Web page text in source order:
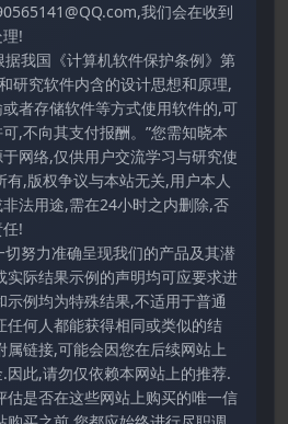
我们会在收到
!
我国《计算机软件保护条例》第
研究软件内含的设计思想和原理,
者存储软件等方式使用软件的,可
,不向其支付报酬。”您需知晓本
网络,仅供用户交流学习与研究使
有,版权争议与本站无关,用户本人
法用途,需在24小时之内删除,否
!
努力准确呈现我们的产品及其潜
实际结果示例的声明均可应要求进
例均为特殊结果,不适用于普通
任何人都能获得相同或类似的结
属链接,可能会因您在后续网站上
因此,请勿仅依赖本网站上的推荐.
估是否在这些网站上购买的唯一信